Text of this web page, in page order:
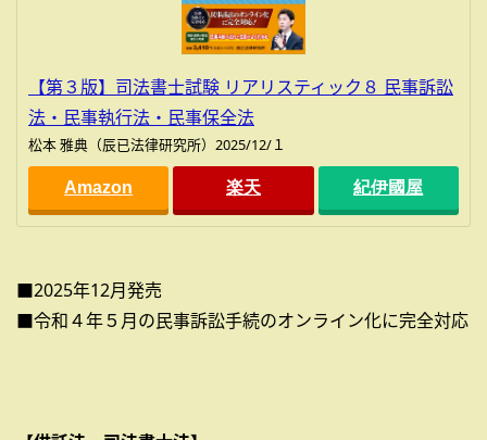
【第３版】司法書士試験 リアリスティック８ 民事訴訟
法・民事執行法・民事保全法
松本 雅典（辰已法律研究所）2025/12/１
Amazon 楽天 紀伊國屋
■2025年12月発売
■令和４年５月の民事訴訟手続のオンライン化に完全対応